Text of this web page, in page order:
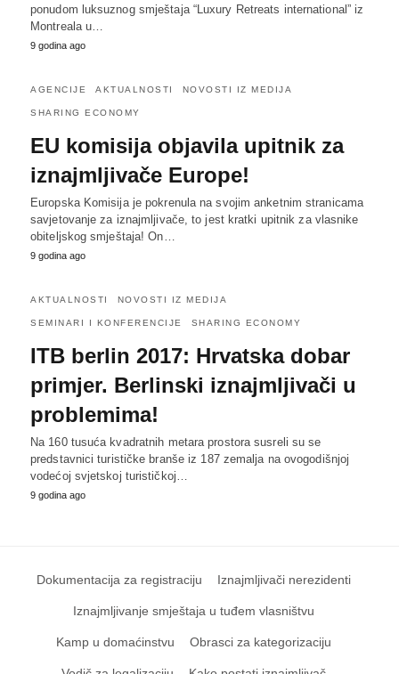
ponudom luksuznog smještaja “Luxury Retreats international” iz
Montreala u…
9 godina ago
AGENCIJE AKTUALNOSTI NOVOSTI IZ MEDIJA
SHARING ECONOMY
EU komisija objavila upitnik za
iznajmljivače Europe!
Europska Komisija je pokrenula na svojim anketnim stranicama
savjetovanje za iznajmljivače, to jest kratki upitnik za vlasnike
obiteljskog smještaja! On…
9 godina ago
AKTUALNOSTI NOVOSTI IZ MEDIJA
SEMINARI I KONFERENCIJE SHARING ECONOMY
ITB berlin 2017: Hrvatska dobar
primjer. Berlinski iznajmljivači u
problemima!
Na 160 tusuća kvadratnih metara prostora susreli su se
predstavnici turističke branše iz 187 zemalja na ovogodišnjoj
vodećoj svjetskoj turističkoj…
9 godina ago
Dokumentacija za registraciju Iznajmljivači nerezidenti
Iznajmljivanje smještaja u tuđem vlasništvu
Kamp u domaćinstvu Obrasci za kategorizaciju